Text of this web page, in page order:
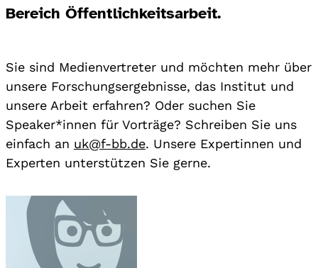
Bereich Öffentlichkeitsarbeit.
Sie sind Medienvertreter und möchten mehr über
unsere Forschungsergebnisse, das Institut und
unsere Arbeit erfahren? Oder suchen Sie
Speaker*innen für Vorträge? Schreiben Sie uns
einfach an uk@f-bb.de. Unsere Expertinnen und
Experten unterstützen Sie gerne.